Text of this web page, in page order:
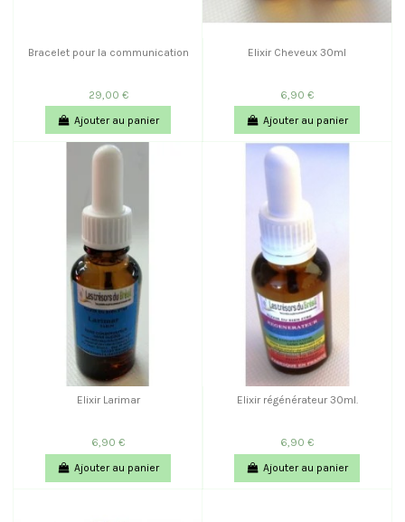
Bracelet pour la communication
29,00 €
Ajouter au panier
Elixir Cheveux 30ml
6,90 €
Ajouter au panier
Elixir Larimar
6,90 €
Ajouter au panier
Elixir régénérateur 30ml.
6,90 €
Ajouter au panier